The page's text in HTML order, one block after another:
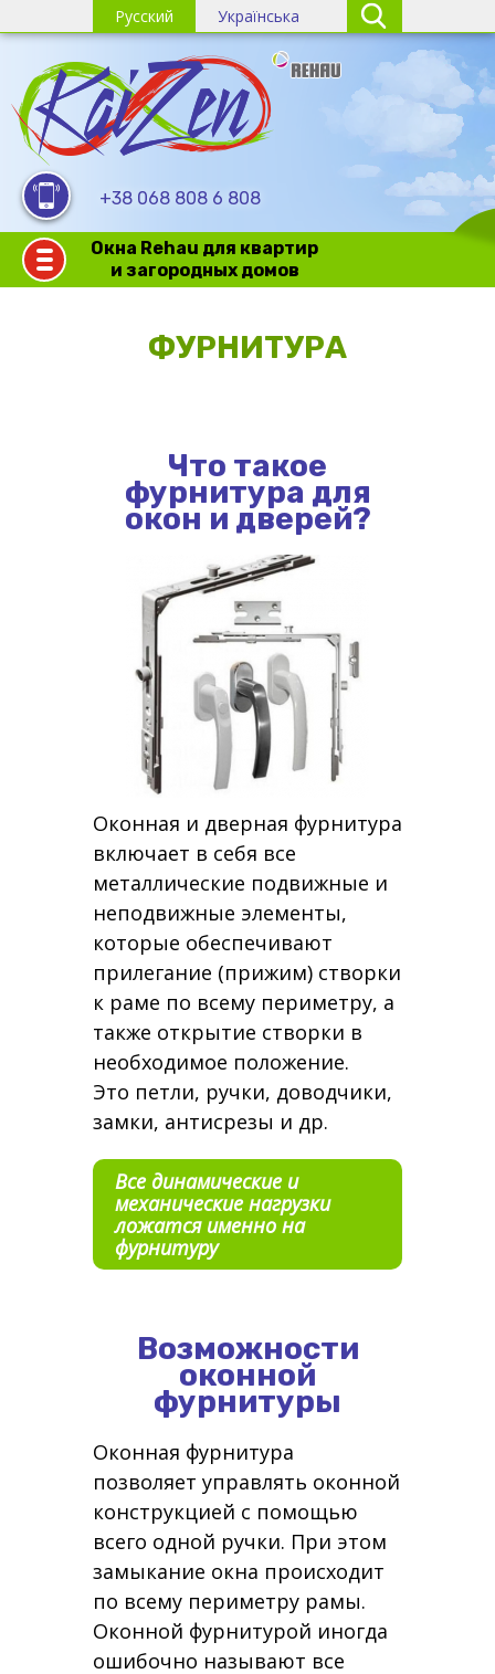
Українська
Русский
Окна Rehau для квартир
и загородных домов
+38 068 808 6 808
ФУРНИТУРА
Что такое
фурнитура для
окон и дверей?
Оконная и дверная фурнитура
включает в себя все
металлические подвижные и
неподвижные элементы,
которые обеспечивают
прилегание (прижим) створки
к раме по всему периметру, а
также открытие створки в
необходимое положение.
Это петли, ручки, доводчики,
замки, антисрезы и др.
Все динамические и
механические нагрузки
ложатся именно на
фурнитуру
Возможности
оконной
фурнитуры
Оконная фурнитура
позволяет управлять оконной
конструкцией с помощью
всего одной ручки. При этом
замыкание окна происходит
по всему периметру рамы.
Оконной фурнитурой иногда
ошибочно называют все